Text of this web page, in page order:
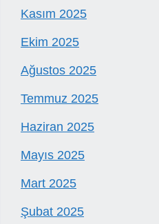
Kasım 2025
Ekim 2025
Ağustos 2025
Temmuz 2025
Haziran 2025
Mayıs 2025
Mart 2025
Şubat 2025